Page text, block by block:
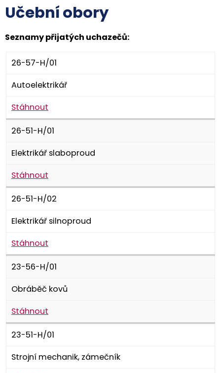
Učební obory
Seznamy přijatých uchazečů:
26-57-H/01
Autoelektrikář
Stáhnout
26-51-H/01
Elektrikář slaboproud
Stáhnout
26-51-H/02
Elektrikář silnoproud
Stáhnout
23-56-H/01
Obráběč kovů
Stáhnout
23-51-H/01
Strojní mechanik, zámečník